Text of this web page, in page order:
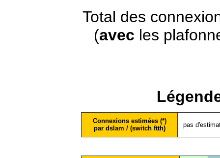
Total des
(avec les
Connexions estimées (*)
par dslam / (switch ftth)
pas